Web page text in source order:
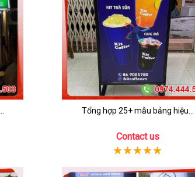
Tổng hợp 25+ mẫu bảng hiệu...
Contact us